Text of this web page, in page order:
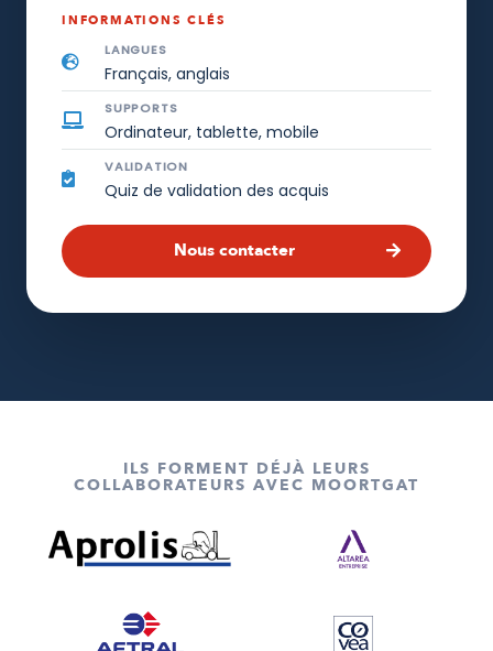
INFORMATIONS CLÉS
LANGUES
Français, anglais
SUPPORTS
Ordinateur, tablette, mobile
VALIDATION
Quiz de validation des acquis
Nous contacter
ILS FORMENT DÉJÀ LEURS
COLLABORATEURS AVEC MOORTGAT